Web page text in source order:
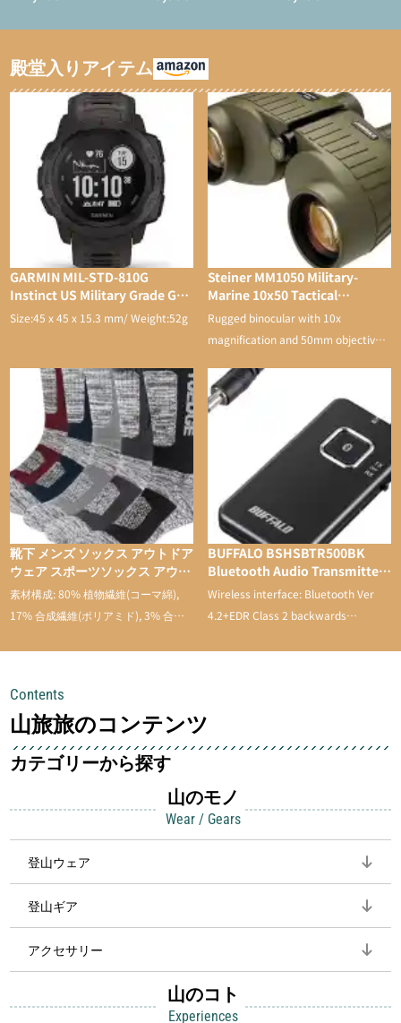
殿堂入りアイテム
GARMIN MIL-STD-810G
Instinct US Military Grade GPS
Watch
Size:45 x 45 x 15.3 mm/ Weight:52g
Steiner MM1050 Military-
Marine 10x50 Tactical
Binocular
Rugged binocular with 10x
magnification and 50mm objective
靴下 メンズ ソックス アウトドア
ウェア スポーツソックス アウト
ドアソックス トレッキング スポ
ーツ 登山用 靴下 通気性 吸汗速
乾 抗菌防臭 抗菌 蒸れない メン
素材構成: 80% 植物繊維(コーマ綿),
17% 合成繊維(ポリアミド), 3% 合成
BUFFALO BSHSBTR500BK
Bluetooth Audio Transmitter
& Receiver with Low Latency
Wireless interface: Bluetooth Ver
4.2+EDR Class 2 backwards
Contents
山旅旅のコンテンツ
カテゴリーから探す
山のモノ
Wear / Gears
登山ウェア
登山ギア
アクセサリー
山のコト
Experiences